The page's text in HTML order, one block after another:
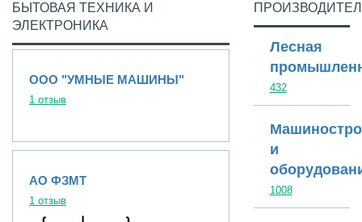
БЫТОВАЯ ТЕХНИКА И
ЭЛЕКТРОНИКА
ООО "УМНЫЕ МАШИНЫ"
1 отзыв
АО ФЗМТ
1 отзыв
Лесная
432
и
1008